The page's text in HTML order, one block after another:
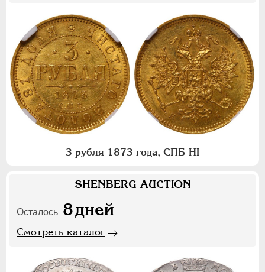
3 рубля 1873 года, СПБ-НI
SHENBERG AUCTION
Осталось 8дней
Смотреть каталог